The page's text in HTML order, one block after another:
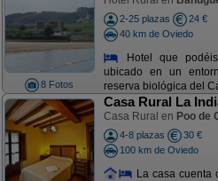
8 Fotos
2-25 plazas
24 €
40 km de Oviedo
Hotel que
ubicado en un
reserva biológica del
Casa Rural La
Casa Rural en Poo de
4-8 plazas
30 €
100 km de Oviedo
La casa cuenta